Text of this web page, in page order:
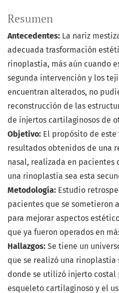
Resumen
Antecedentes: La nariz
adecuada trasformación
rinoplastia, más aún cuando
segunda intervención y los
encuentran alterados, no
reconstrucción de las
de injertos cartilaginosos de
Objetivo: El propósito de
resultados obtenidos de una
nasal, realizada en pacientes
una rinoplastia sea esta
Metodología: Estudio
pacientes que se sometieron
para mejorar aspectos
que ya fueron operados en
Hallazgos: Se tiene un
que se realizó una
donde se utilizó injerto costal
esqueleto cartilaginoso y el